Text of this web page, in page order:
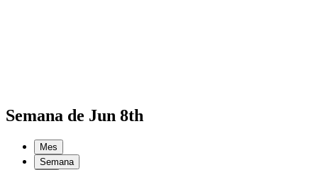
Semana de Jun 8th
Mes
Semana